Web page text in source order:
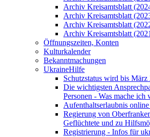
Archiv Kreisamtsblatt
Archiv Kreisamtsblatt
Archiv Kreisamtsblatt
Archiv Kreisamtsblatt
Öffnungszeiten, Konten
Kulturkalender
Bekanntmachungen
UkraineHilfe
Schutzstatus wird bis
Die wichtigsten
Personen - Was mache ich
Aufenthaltserlaubnis online
Regierung von
Geflüchtete und zu
Registrierung - Infos für